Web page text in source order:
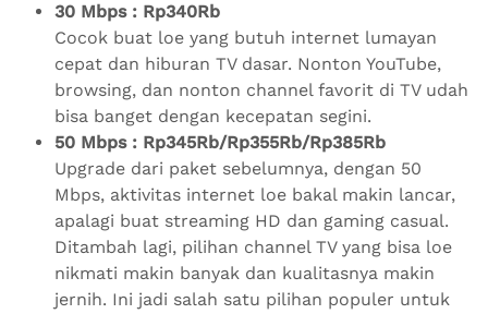
30 Mbps : Rp340Rb
Cocok buat loe yang butuh internet lumayan
cepat dan hiburan TV dasar. Nonton YouTube,
browsing, dan nonton channel favorit di TV udah
bisa banget dengan kecepatan segini.
50 Mbps : Rp345Rb/Rp355Rb/Rp385Rb
Upgrade dari paket sebelumnya, dengan 50
Mbps, aktivitas internet loe bakal makin lancar,
apalagi buat streaming HD dan gaming casual.
Ditambah lagi, pilihan channel TV yang bisa loe
nikmati makin banyak dan kualitasnya makin
jernih. Ini jadi salah satu pilihan populer untuk